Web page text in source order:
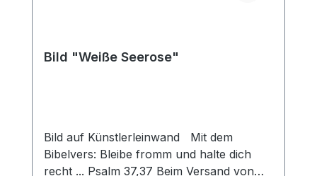
Bild "Weiße Seerose"
Bild auf Künstlerleinwand Mit dem
Bibelvers: Bleibe fromm und halte dich
recht ... Psalm 37,37 Beim Versand von